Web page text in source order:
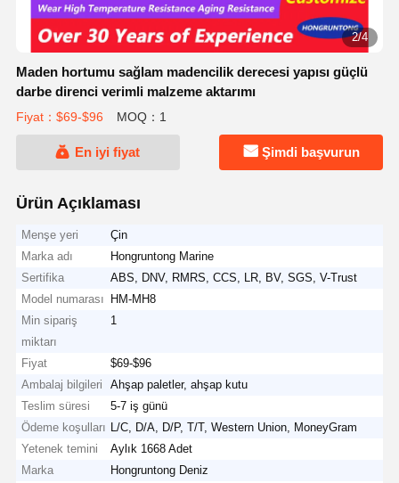
3/4
Maden hortumu sağlam madencilik derecesi yapısı güçlü
darbe direnci verimli malzeme aktarımı
Fiyat：$69-$96 MOQ：1
En iyi fiyat Şimdi başvurun
Ürün Açıklaması
Menşe yeri
Çin
Marka adı
Hongruntong Marine
Sertifika
ABS, DNV, RMRS, CCS, LR, BV, SGS, V-Trust
Model numarası
HM-MH8
Min sipariş
miktarı
1
Fiyat
$69-$96
Ambalaj bilgileri
Ahşap paletler, ahşap kutu
Teslim süresi
5-7 iş günü
Ödeme koşulları
L/C, D/A, D/P, T/T, Western Union, MoneyGram
Yetenek temini
Aylık 1668 Adet
Marka
Hongruntong Deniz